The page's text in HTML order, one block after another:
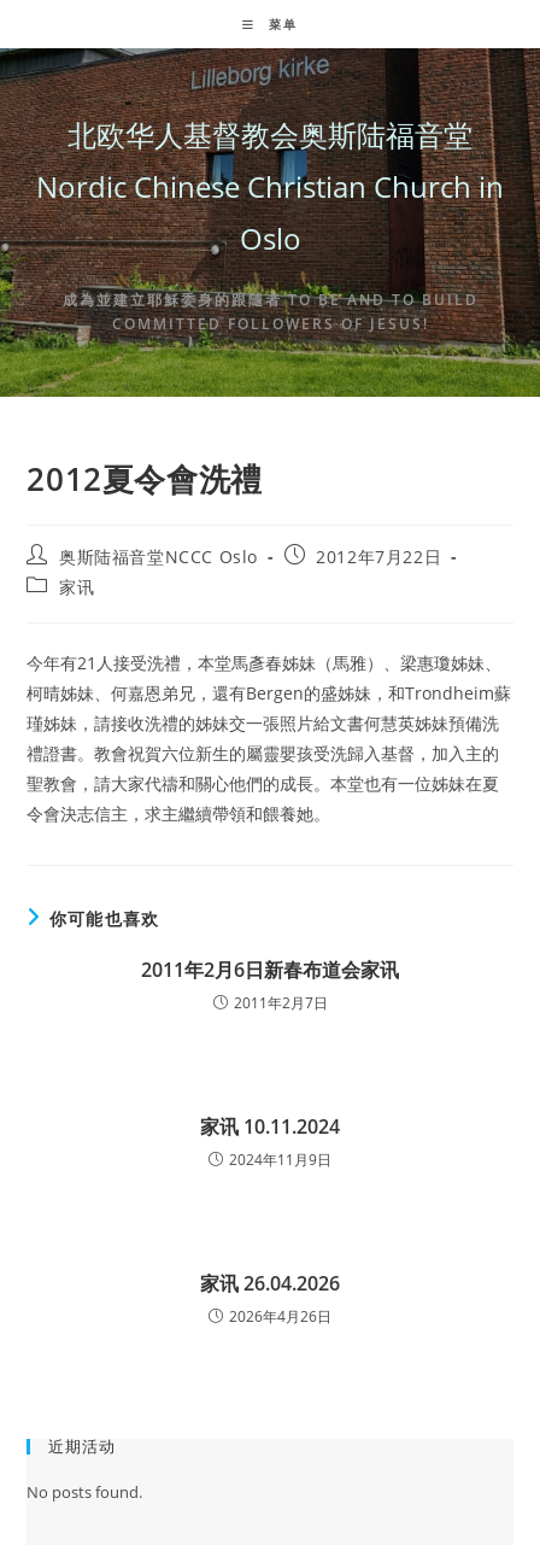
to
content
菜单
北欧华人基督教会奥斯陆福音堂
Nordic Chinese Christian Church in
Oslo
成為並建立耶穌委身的跟隨者 TO BE AND TO BUILD
COMMITTED FOLLOWERS OF JESUS!
2012夏令會洗禮
Post
author:
奥斯陆福音堂NCCC Oslo
Post2012年7月22日
Post家讯
今年有21人接受洗禮，本堂馬彥春姊妹（馬雅）、梁惠瓊姊妹、
柯晴姊妹、何嘉恩弟兄，還有Bergen的盛姊妹，和Trondheim蘇
瑾姊妹，請接收洗禮的姊妹交一張照片給文書何慧英姊妹預備洗
禮證書。教會祝賀六位新生的屬靈嬰孩受洗歸入基督，加入主的
聖教會，請大家代禱和關心他們的成長。本堂也有一位姊妹在夏
令會決志信主，求主繼續帶領和餵養她。
你可能也喜欢
2011年2月6日新春布道会家讯
2011年2月7日
家讯 10.11.2024
2024年11月9日
家讯 26.04.2026
2026年4月26日
近期活动
No posts found.